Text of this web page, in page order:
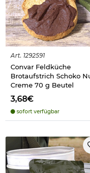
Art. 1292591
Convar Feldküche
Brotaufstrich Schoko
Creme 70 g Beutel
3,68€
sofort verfügbar